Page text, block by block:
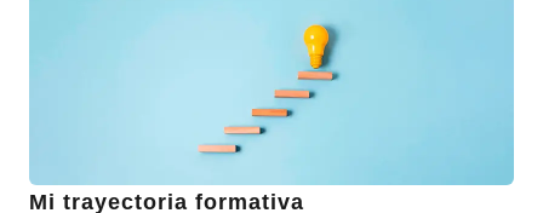
Mi trayectoria formativa